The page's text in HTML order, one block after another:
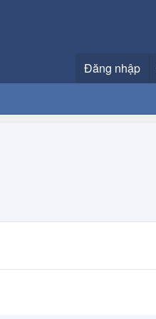
Đăng nhập